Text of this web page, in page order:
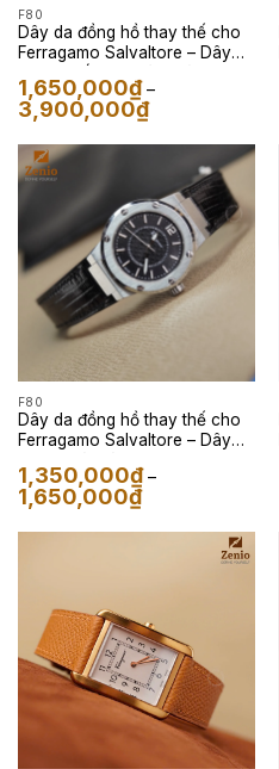
F80
Dây da đồng hồ thay thế cho
Ferragamo Salvaltore – Dây
1,650,000₫ –
3,900,000₫Khoảng
giá:
3,900,000₫
F80
Dây da đồng hồ thay thế cho
Ferragamo Salvaltore – Dây
1,350,000₫ –
1,650,000₫Khoảng
giá:
1,650,000₫